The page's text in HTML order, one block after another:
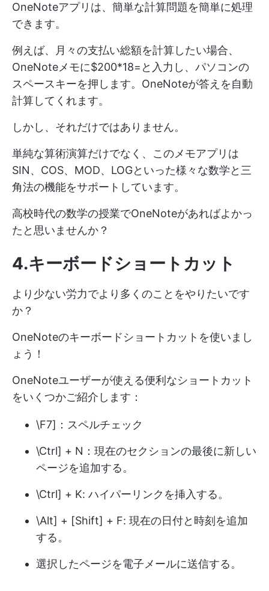
OneNoteアプリは、簡単な計算問題を簡単に処理
できます。
例えば、月々の支払い総額を計算したい場合、
OneNoteメモに$200*18=と入力し、パソコンの
スペースキーを押します。OneNoteが答えを自動
計算してくれます。
しかし、それだけではありません。
単純な算術演算だけでなく、このメモアプリは
SIN、COS、MOD、LOGといった様々な数学と三
角法の機能をサポートしています。
高校時代の数学の授業でOneNoteがあればよかっ
たと思いませんか？
4.キーボードショートカット
より少ない労力でより多くのことをやりたいです
か？
OneNoteのキーボードショートカットを使いまし
ょう！
OneNoteユーザーが使える便利なショートカット
をいくつかご紹介します：
\F7]：スペルチェック
\Ctrl] + N：現在のセクションの最後に新しい
ページを追加する。
\Ctrl] + K: ハイパーリンクを挿入する。
\Alt] + [Shift] + F: 現在の日付と時刻を追加
する。
選択したページを電子メールに送信する。